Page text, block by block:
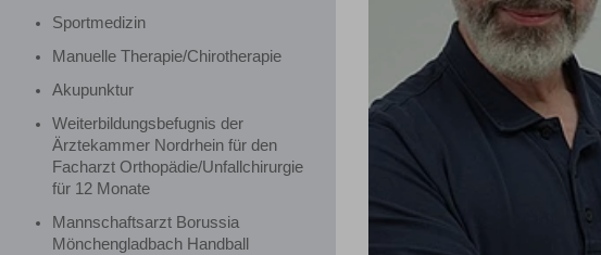
Sportmedizin
Manuelle Therapie/Chirotherapie
Akupunktur
Weiterbildungsbefugnis der
Ärztekammer Nordrhein für den
Facharzt Orthopädie/Unfallchirurgie
für 12 Monate
Mannschaftsarzt Borussia
Mönchengladbach Handball